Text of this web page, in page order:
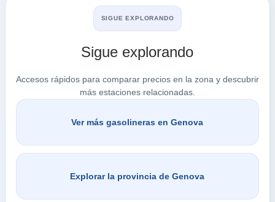
SIGUE EXPLORANDO
Sigue explorando
Accesos rápidos para comparar precios en la zona y descubrir
más estaciones relacionadas.
Ver más gasolineras en Genova
Explorar la provincia de Genova